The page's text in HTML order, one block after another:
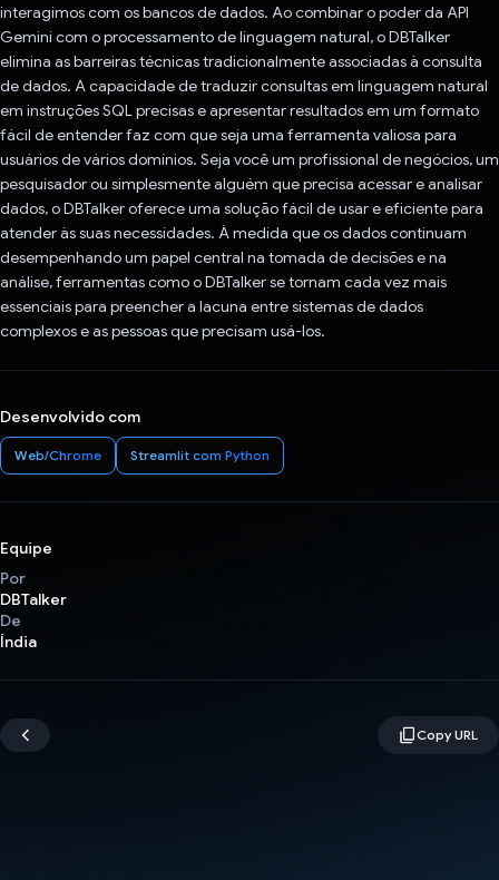
interagimos com os bancos de dados. Ao combinar o poder da API
Gemini com o processamento de linguagem natural, o DBTalker
elimina as barreiras técnicas tradicionalmente associadas à consulta
de dados. A capacidade de traduzir consultas em linguagem natural
em instruções SQL precisas e apresentar resultados em um formato
fácil de entender faz com que seja uma ferramenta valiosa para
usuários de vários domínios. Seja você um profissional de negócios, um
pesquisador ou simplesmente alguém que precisa acessar e analisar
dados, o DBTalker oferece uma solução fácil de usar e eficiente para
atender às suas necessidades. À medida que os dados continuam
desempenhando um papel central na tomada de decisões e na
análise, ferramentas como o DBTalker se tornam cada vez mais
essenciais para preencher a lacuna entre sistemas de dados
complexos e as pessoas que precisam usá-los.
Desenvolvido com
Web/Chrome Streamlit com Python
Equipe
Por
DBTalker
De
Índia